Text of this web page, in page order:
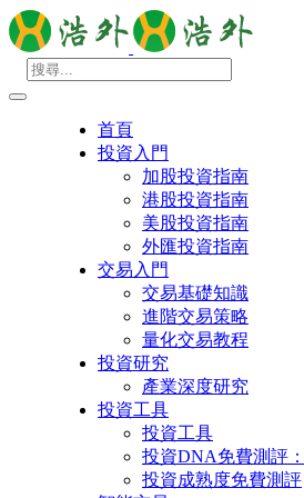
首頁
投資入門
加股投資指南
港股投資指南
美股投資指南
外匯投資指南
交易入門
交易基礎知識
進階交易策略
量化交易教程
投資研究
產業深度研究
投資工具
投資工具
投資DNA免費測評
投資成熟度免費測評